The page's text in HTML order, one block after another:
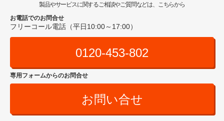
製品やサービスに関するご相談やご質問などは、こちらから
お電話でのお問合せ
フリーコール電話（平日10:00～17:00）
0120-453-802
専用フォームからのお問合せ
お問い合せ